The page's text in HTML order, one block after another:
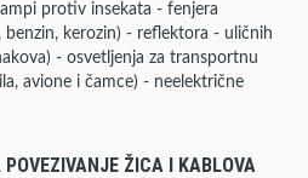
protiv insekata - fenjera
benzin, kerozin) - reflektora - uličnih
- osvetljenja za transportnu
avione i čamce) - neelektrične
ŽICA I KABLOVA